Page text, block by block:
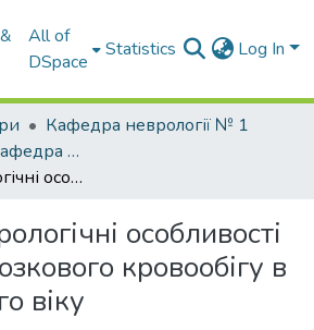
All of
DSpace
Statistics Log In
Кафедра неврології № 1
Наукові праці. Кафедра неврології № 1
Клініко-неврологічні особливості порушень мозкового кровообігу в осіб молодого віку
особливості
кровообігу в
віку